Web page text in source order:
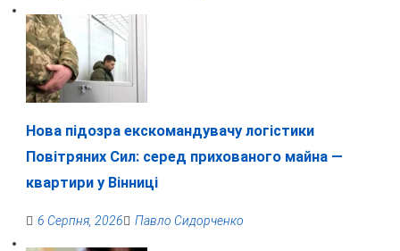
Нова підозра екскомандувачу логістики
Повітряних Сил: серед прихованого майна —
квартири у Вінниці
6 Серпня, 2026 Павло Сидорченко